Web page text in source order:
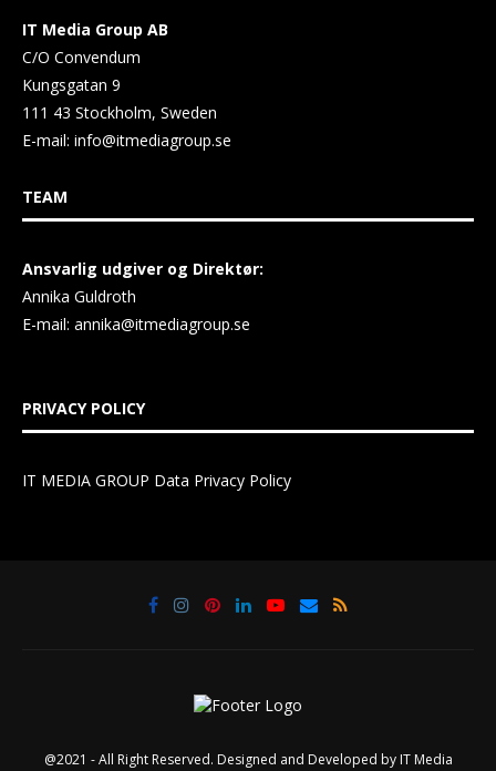
IT Media Group AB
C/O Convendum
Kungsgatan 9
111 43 Stockholm, Sweden
E-mail: info@itmediagroup.se
TEAM
Ansvarlig udgiver og Direktør:
Annika Guldroth
E-mail: annika@itmediagroup.se
PRIVACY POLICY
IT MEDIA GROUP Data Privacy Policy
@2021 - All Right Reserved. Designed and Developed by IT Media